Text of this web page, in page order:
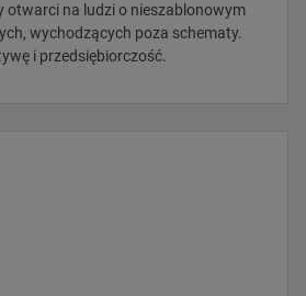
otwarci na ludzi o nieszablonowym
wychodzących poza schematy.
i przedsiębiorczość.